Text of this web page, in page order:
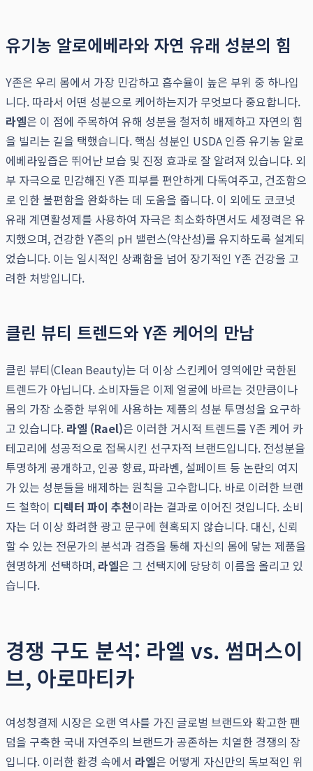
유기농 알로에베라와 자연 유래 성분의 힘
Y존은 우리 몸에서 가장 민감하고 흡수율이 높은 부위 중 하나입
니다. 따라서 어떤 성분으로 케어하는지가 무엇보다 중요합니다.
라엘은 이 점에 주목하여 유해 성분을 철저히 배제하고 자연의 힘
을 빌리는 길을 택했습니다. 핵심 성분인 USDA 인증 유기농 알로
에베라잎즙은 뛰어난 보습 및 진정 효과로 잘 알려져 있습니다. 외
부 자극으로 민감해진 Y존 피부를 편안하게 다독여주고, 건조함으
로 인한 불편함을 완화하는 데 도움을 줍니다. 이 외에도 코코넛
유래 계면활성제를 사용하여 자극은 최소화하면서도 세정력은 유
지했으며, 건강한 Y존의 pH 밸런스(약산성)를 유지하도록 설계되
었습니다. 이는 일시적인 상쾌함을 넘어 장기적인 Y존 건강을 고
려한 처방입니다.
클린 뷰티 트렌드와 Y존 케어의 만남
클린 뷰티(Clean Beauty)는 더 이상 스킨케어 영역에만 국한된
트렌드가 아닙니다. 소비자들은 이제 얼굴에 바르는 것만큼이나
몸의 가장 소중한 부위에 사용하는 제품의 성분 투명성을 요구하
고 있습니다. 라엘 (Rael)은 이러한 거시적 트렌드를 Y존 케어 카
테고리에 성공적으로 접목시킨 선구자적 브랜드입니다. 전성분을
투명하게 공개하고, 인공 향료, 파라벤, 설페이트 등 논란의 여지
가 있는 성분들을 배제하는 원칙을 고수합니다. 바로 이러한 브랜
드 철학이 디렉터 파이 추천이라는 결과로 이어진 것입니다. 소비
자는 더 이상 화려한 광고 문구에 현혹되지 않습니다. 대신, 신뢰
할 수 있는 전문가의 분석과 검증을 통해 자신의 몸에 닿는 제품을
현명하게 선택하며, 라엘은 그 선택지에 당당히 이름을 올리고 있
습니다.
경쟁 구도 분석: 라엘 vs. 썸머스이
브, 아로마티카
여성청결제 시장은 오랜 역사를 가진 글로벌 브랜드와 확고한 팬
덤을 구축한 국내 자연주의 브랜드가 공존하는 치열한 경쟁의 장
입니다. 이러한 환경 속에서 라엘은 어떻게 자신만의 독보적인 위